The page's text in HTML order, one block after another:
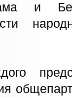
и